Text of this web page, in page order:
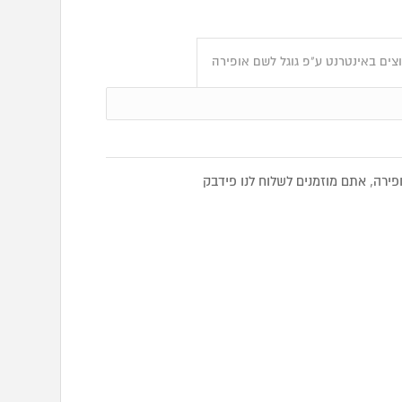
באינטרנט ע"פ גוגל לשם אופירה
אתם מוזמנים לשלוח לנו פידבק